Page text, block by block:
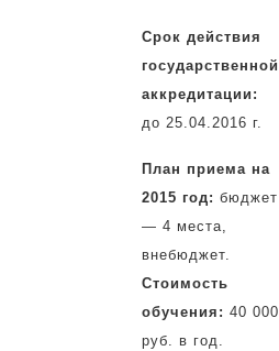
Срок действия
государственной
аккредитации:
до 25.04.2016 г.
План приема на
2015 год: бюджет
— 4 места,
внебюджет.
Стоимость
обучения: 40 000
руб. в год.